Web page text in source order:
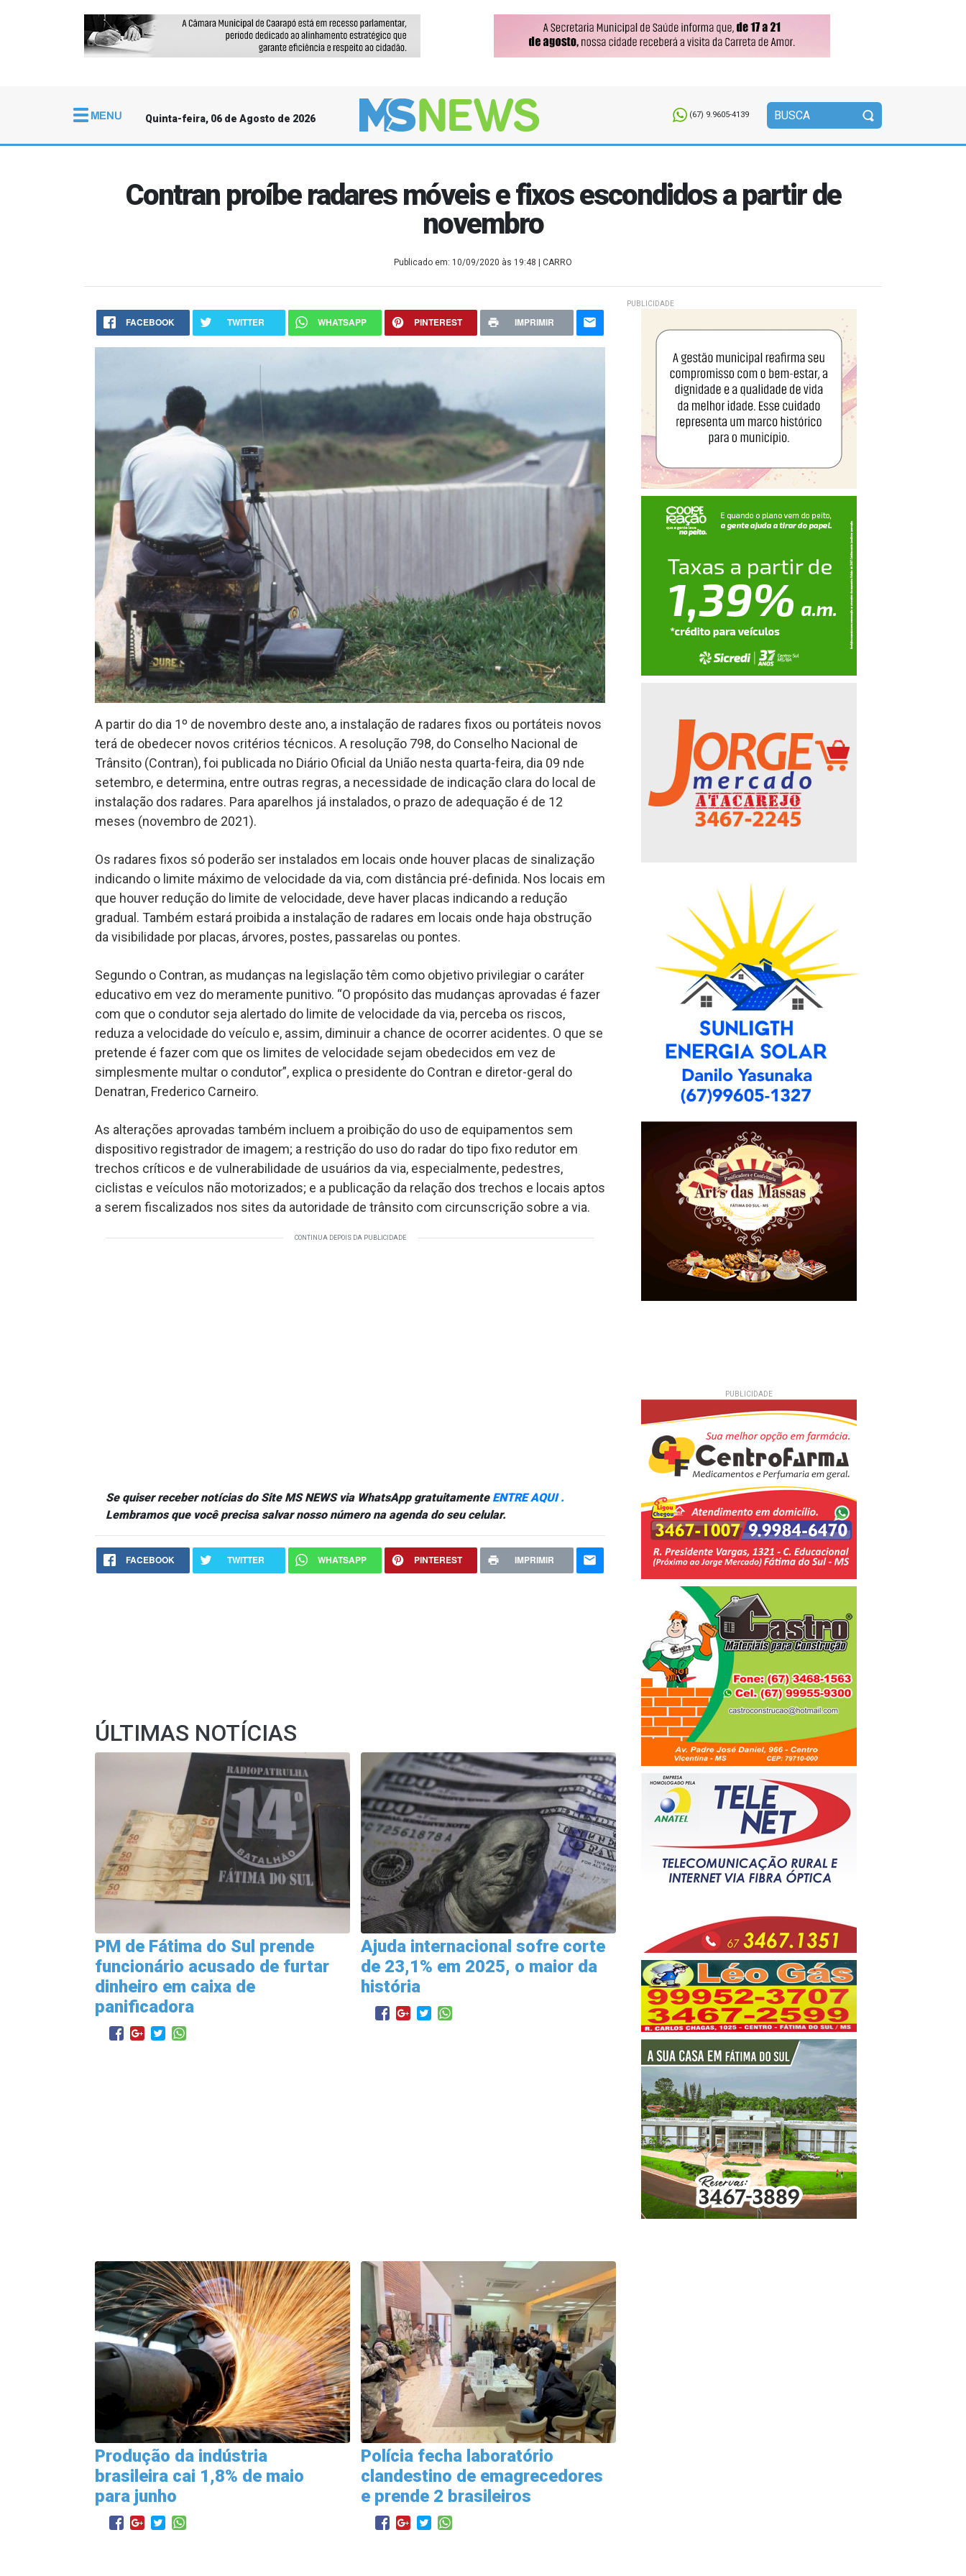
Quinta-feira, 06 de Agosto de 2026 (67) 9.9605-4139
Contran proíbe radares móveis e fixos escondidos a partir de
novembro
Publicado em: 10/09/2020 às 19:48 | CARRO
FACEBOOK TWITTER WHATSAPP PINTEREST IMPRIMIR
A partir do dia 1º de novembro deste ano, a instalação de radares fixos ou portáteis novos
terá de obedecer novos critérios técnicos. A resolução 798, do Conselho Nacional de
Trânsito (Contran), foi publicada no Diário Oficial da União nesta quarta-feira, dia 09 nde
setembro, e determina, entre outras regras, a necessidade de indicação clara do local de
instalação dos radares. Para aparelhos já instalados, o prazo de adequação é de 12
meses (novembro de 2021).
Os radares fixos só poderão ser instalados em locais onde houver placas de sinalização
indicando o limite máximo de velocidade da via, com distância pré-definida. Nos locais em
que houver redução do limite de velocidade, deve haver placas indicando a redução
gradual. Também estará proibida a instalação de radares em locais onde haja obstrução
da visibilidade por placas, árvores, postes, passarelas ou pontes.
Segundo o Contran, as mudanças na legislação têm como objetivo privilegiar o caráter
educativo em vez do meramente punitivo. “O propósito das mudanças aprovadas é fazer
com que o condutor seja alertado do limite de velocidade da via, perceba os riscos,
reduza a velocidade do veículo e, assim, diminuir a chance de ocorrer acidentes. O que se
pretende é fazer com que os limites de velocidade sejam obedecidos em vez de
simplesmente multar o condutor”, explica o presidente do Contran e diretor-geral do
Denatran, Frederico Carneiro.
As alterações aprovadas também incluem a proibição do uso de equipamentos sem
dispositivo registrador de imagem; a restrição do uso do radar do tipo fixo redutor em
trechos críticos e de vulnerabilidade de usuários da via, especialmente, pedestres,
ciclistas e veículos não motorizados; e a publicação da relação dos trechos e locais aptos
a serem fiscalizados nos sites da autoridade de trânsito com circunscrição sobre a via.
CONTINUA DEPOIS DA PUBLICIDADE
Se quiser receber notícias do Site MS NEWS via WhatsApp gratuitamente ENTRE AQUI .
Lembramos que você precisa salvar nosso número na agenda do seu celular.
FACEBOOK TWITTER WHATSAPP PINTEREST IMPRIMIR
ÚLTIMAS NOTÍCIAS
PM de Fátima do Sul prende
funcionário acusado de furtar
dinheiro em caixa de
panificadora
Ajuda internacional sofre corte
de 23,1% em 2025, o maior da
história
Produção da indústria
brasileira cai 1,8% de maio
para junho
Polícia fecha laboratório
clandestino de emagrecedores
e prende 2 brasileiros
PUBLICIDADE
PUBLICIDADE